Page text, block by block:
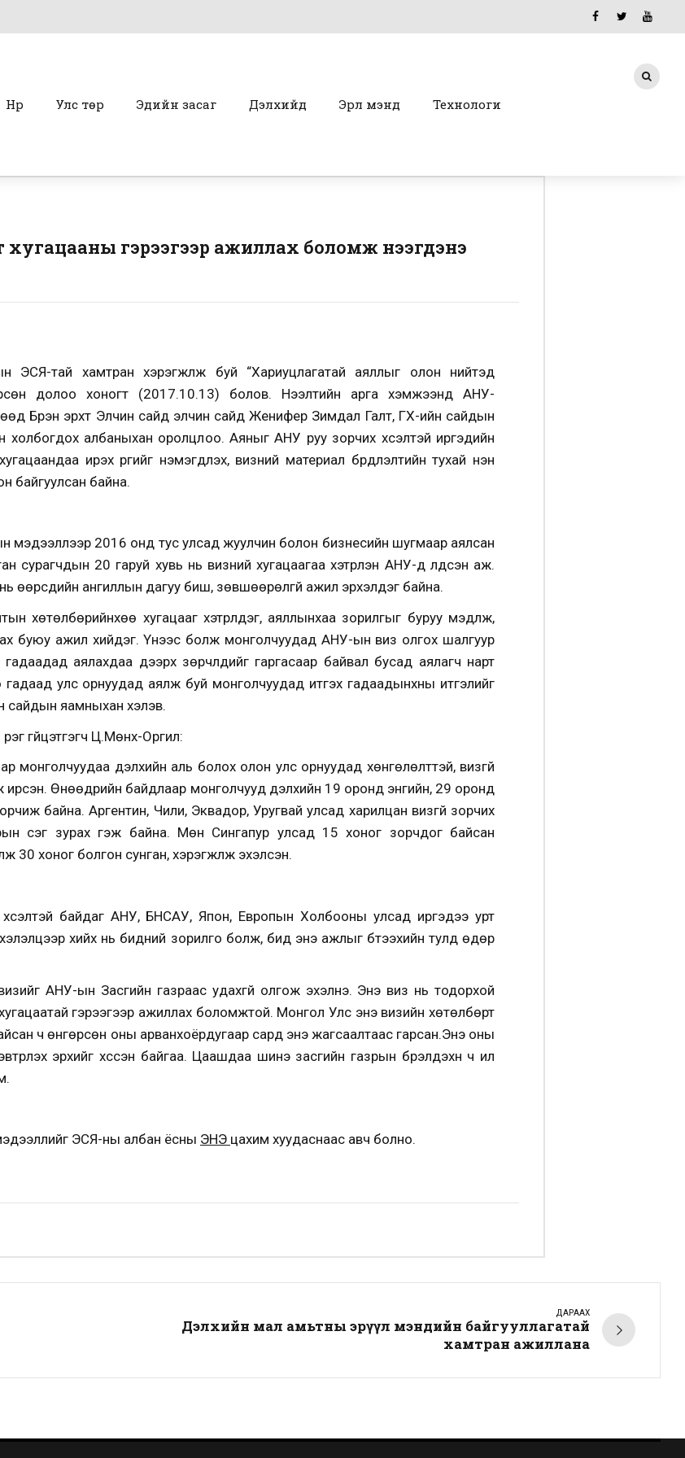
Нүүр Улс төр Эдийн засаг Дэлхийд Эрүүл мэнд Технологи
гэрээгээр ажиллах боломж нээгдэнэ
тай хамтран хэрэгжүүлж буй “Хариуцлагатай аяллыг олон нийтэд
долоо хоногт (2017.10.13) болов. Нээлтийн арга хэмжээнд АНУ-
Бүрэн эрхт Элчин сайд элчин сайд Женифер Зимдал Галт, ГХ-ийн сайдын
холбогдох албаныхан оролцлоо. Аяныг АНУ руу зорчих хүсэлтэй иргэдийн
ирэх үүргийг нэмэгдүүлэх, визний материал бүрдүүлэлтийн тухай үнэн
байгуулсан байна.
мэдээллээр 2016 онд тус улсаджуулчин болон бизнесийн шугмаар аялсан
сурагчдын 20 гаруй хувь нь визний хугацаагаа хэтрүүлэн АНУ-д үлдсэн аж.
өөрсдийн ангиллын дагуу биш, зөвшөөрөлгүй ажил эрхэлдэг байна.
хөтөлбөрийнхөө хугацааг хэтрүүлдэг, аяллынхаа зорилгыг буруу мэдүүлж,
буюу ажил хийдэг. Үүнээс болж монголчуудад АНУ-ын виз олгох шалгуур
аялахдаа дээрх зөрчлүүдийг гаргасаар байвал бусад аялагч нарт
гадаад улс орнуудад аялж буй монголчуудад итгэх гадаадынхны итгэлийг
сайдын яамныхан хэлэв.
гүйцэтгэгч​ Ц.Мөнх-Оргил:
монголчуудаа дэлхийн аль болох олон улс орнуудад хөнгөлөлттэй, визгүй
ирсэн. Өнөөдрийн байдлаар монголчууд дэлхийн 19 оронд энгийн, 29 оронд
байна. Аргентин, Чили, Эквадор, Уругвай улсад харилцан визгүй зорчих
үсэг зурах гэж байна. Мөн Сингапур улсад 15 хоног зорчдог байсан
30 хоног болгон сунган, хэрэгжүүлж эхэлсэн.
байдаг АНУ, БНСАУ, Япон, Европын Холбооны улсад иргэдээ урт
хэлэлцээр хийх нь бидний зорилго болж, бид энэ ажлыг бүтээхийн тулд өдөр
АНУ-ын Засгийн газраас удахгүй олгож эхэлнэ. Энэ виз нь тодорхой
гэрээгээр ажиллах боломжтой. Монгол Улс энэ визийн хөтөлбөрт
ч өнгөрсөн оны арванхоёрдугаарсард энэ жагсаалтаас гарсан.Энэ оны
эрхийг хүссэн байгаа. Цаашдаа шинэ засгийн газрын бүрэлдэхүүн ч илүү
ЭСЯ-ны албан ёсны ЭНЭ цахим хуудаснаас авч болно.
ДАРААХ
Дэлхийн мал амьтны эрүүл мэндийн байгууллагатай
хамтран ажиллана